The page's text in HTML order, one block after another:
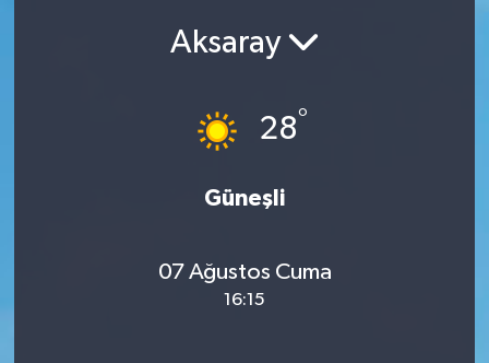
Aksaray
28°
Güneşli
07 Ağustos Cuma
16:15